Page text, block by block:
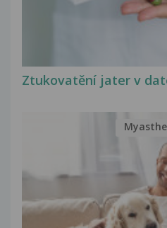
Ztukovatění jater v